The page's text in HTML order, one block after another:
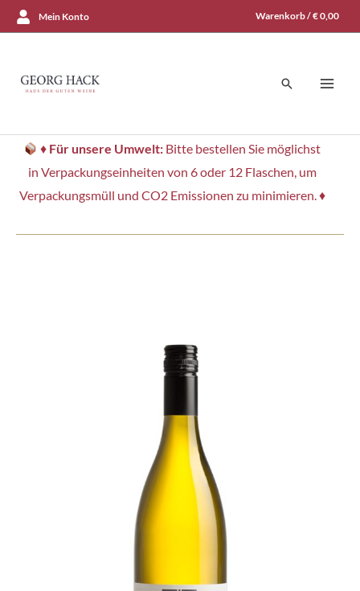
Zum
Inhalt
Mein Konto Warenkorb /€0,00
Suchen
♦ Für unsere Umwelt: Bitte bestellen Sie möglichst
in Verpackungseinheiten von 6 oder 12 Flaschen, um
Verpackungsmüll und CO2 Emissionen zu minimieren. ♦